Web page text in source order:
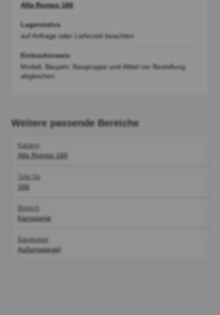
Alfa Romeo 166
Lagerstatus
auf Anfrage oder Lieferzeit beachten
Einbauhinweis
Modell, Baujahr, Baugruppe und Altteil vor Bestellung
abgleichen.
Weitere passende Bereiche
Katalog
Alfa Romeo 166
Teile für
166
Bereich
Karosserie
Baugruppe
Außenspiegel